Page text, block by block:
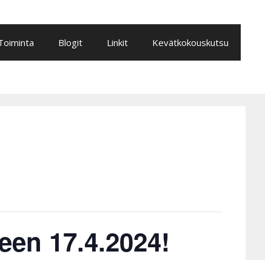
Blogit Linkit Kevätkokouskutsu
17.4.2024!